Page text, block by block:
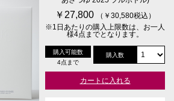
￥27,800
（￥30,580税込）
※1日あたりの購入上限数は、お一人
様4点までとなります。
購入可能数
4点まで
購入数
カートに入れる